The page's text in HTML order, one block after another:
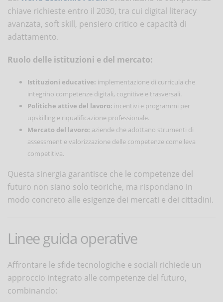
chiave richieste entro il 2030, tra cui digital literacy
avanzata, soft skill, pensiero critico e capacità di
adattamento.
Ruolo delle istituzioni e del mercato:
Istituzioni educative: implementazione di curricula che
integrino competenze digitali, cognitive e trasversali.
Politiche attive del lavoro: incentivi e programmi per
upskilling e riqualificazione professionale.
Mercato del lavoro: aziende che adottano strumenti di
assessment e valorizzazione delle competenze come leva
competitiva.
Questa sinergia garantisce che le competenze del
futuro non siano solo teoriche, ma rispondano in
modo concreto alle esigenze dei mercati e dei cittadini.
Linee guida operative
Affrontare le sfide tecnologiche e sociali richiede un
approccio integrato alle competenze del futuro,
combinando: